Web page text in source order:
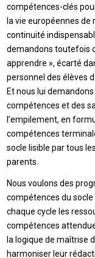
compétences-clés
la vie européennes de
continuité
demandons toutefois
apprendre », écarté
personnel des élèves
Et nous lui
compétences et des
l’empilement, en
compétences
socle lisible par tous
parents.
Nous voulons des
compétences du
chaque cycle les
compétences
la logique de maîtrise
harmoniser leur